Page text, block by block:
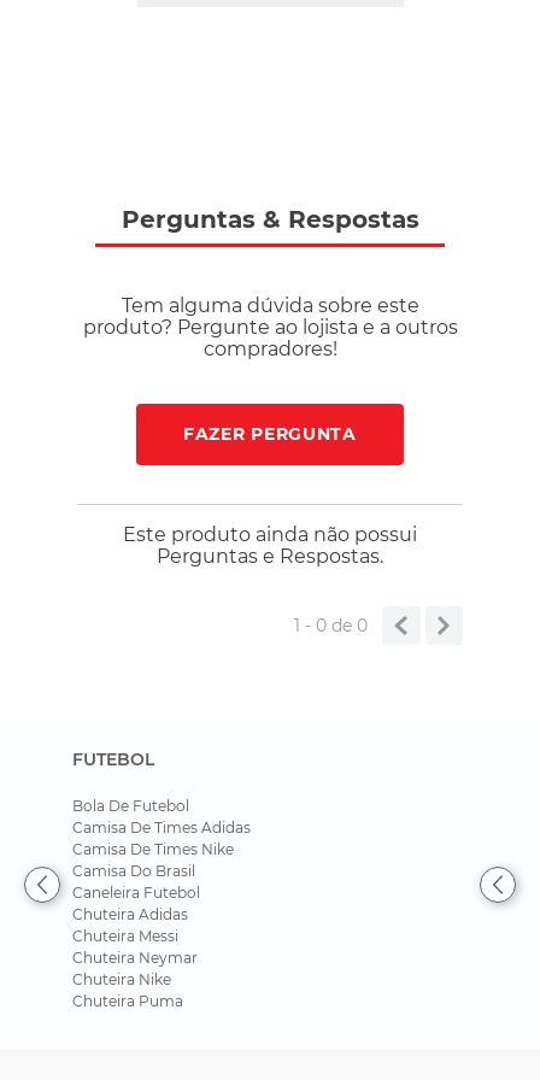
Perguntas & Respostas
Tem alguma dúvida sobre este
produto? Pergunte ao lojista e a outros
compradores!
FAZER PERGUNTA
Este produto ainda não possui
Perguntas e Respostas.
1 - 0de 0
FUTEBOL
Bola De Futebol
Camisa De Times Adidas
Camisa De Times Nike
Camisa Do Brasil
Caneleira Futebol
Chuteira Adidas
Chuteira Messi
Chuteira Neymar
Chuteira Nike
Chuteira Puma